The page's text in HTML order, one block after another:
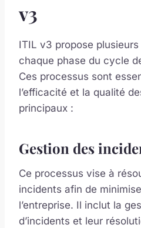
v3
ITIL v3 propose
chaque phase du cycle
Ces processus sont
l’efficacité et la qualité
principaux :
Gestion des
Ce processus vise à
incidents afin de
l’entreprise. Il inclut la
d’incidents et leur